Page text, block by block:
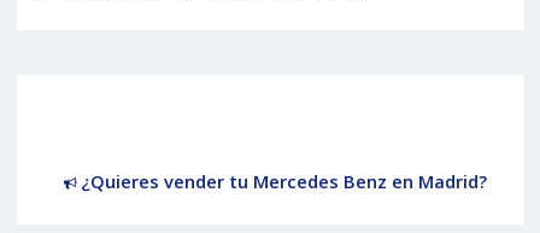
¿Quieres vender tu Mercedes Benz en Madrid?